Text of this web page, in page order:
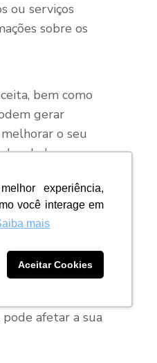
experiência,
você interage em
mais
Aceitar Cookies
ou serviços
sobre os
bem como
gerar
o seu
dados como
simplesmente
afetar a sua